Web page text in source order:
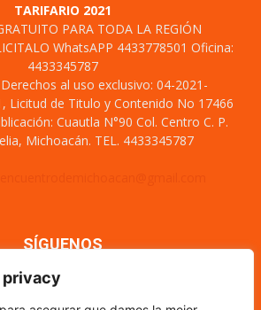
privacy
TARIFARIO 2021
PARA TODA LA REGIÓN
WhatsAPP 4433778501 Oficina:
4433345787
al uso exclusivo: 04-2021-
Licitud de Titulo y Contenido No 17466
Cuautla N°90 Col. Centro C. P.
Michoacán. TEL. 4433345787
SÍGUENOS